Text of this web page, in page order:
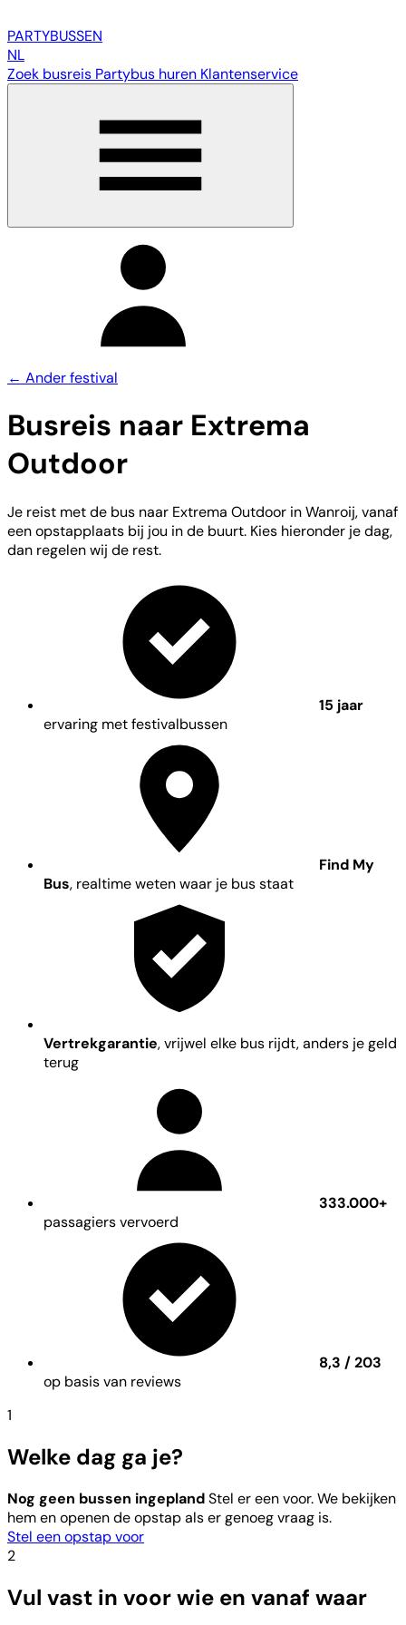
PARTYBUSSEN
NL
Zoek busreis Partybus huren Klantenservice
← Ander festival
Busreis naar Extrema
Outdoor
Je reist met de bus naar Extrema Outdoor in Wanroij, vanaf
een opstapplaats bij jou in de buurt. Kies hieronder je dag,
dan regelen wij de rest.
15 jaar
ervaring met festivalbussen
Find My
Bus, realtime weten waar je bus staat
Vertrekgarantie, vrijwel elke bus rijdt, anders je geld
terug
333.000+
passagiers vervoerd
8,3 / 203
op basis van reviews
1
Welke dag ga je?
Nog geen bussen ingeplandStel er een voor. We bekijken
hem en openen de opstap als er genoeg vraag is.
Stel een opstap voor
2
Vul vast in voor wie en vanaf waar